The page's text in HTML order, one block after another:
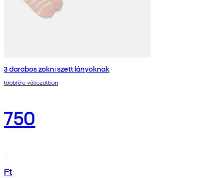
3 darabos zokni szett lányoknak
többféle változatban
750
Ft